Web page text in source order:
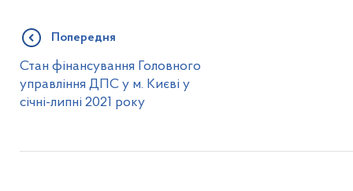
Попередня
Стан фінансування Головного
управління ДПС у м. Києві у
січні-липні 2021 року